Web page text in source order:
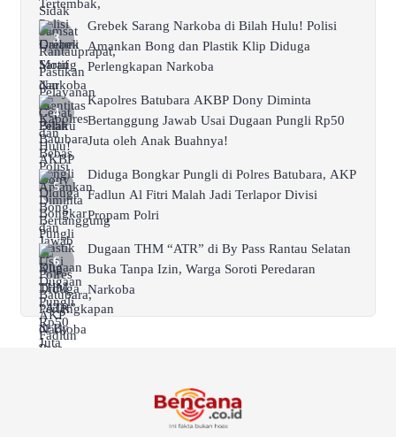
Grebek Sarang Narkoba di Bilah Hulu! Polisi
Amankan Bong dan Plastik Klip Diduga
Perlengkapan Narkoba
Kapolres Batubara AKBP Dony Diminta
Bertanggung Jawab Usai Dugaan Pungli Rp50
Juta oleh Anak Buahnya!
Diduga Bongkar Pungli di Polres Batubara, AKP
Fadlun Al Fitri Malah Jadi Terlapor Divisi
Propam Polri
Dugaan THM “ATR” di By Pass Rantau Selatan
Buka Tanpa Izin, Warga Soroti Peredaran
Narkoba